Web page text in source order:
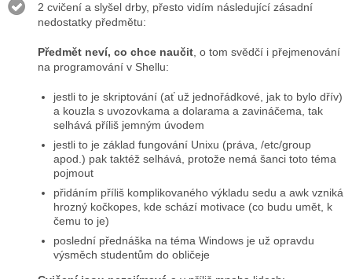
2 cvičení a slyšel drby, přesto vidím následující zásadní
nedostatky předmětu:
Předmět neví, co chce naučit , o tom svědčí i přejmenování
na programování v Shellu:
jestli to je skriptování (ať už jednořádkové, jak to bylo dřív)
a kouzla s uvozovkama a dolarama a zavináčema, tak
selhává příliš jemným úvodem
jestli to je základ fungování Unixu (práva, /etc/group
apod.) pak taktéž selhává, protože nemá šanci toto téma
pojmout
přidáním příliš komplikovaného výkladu sedu a awk vzniká
hrozný kočkopes, kde schází motivace (co budu umět, k
čemu to je)
poslední přednáška na téma Windows je už opravdu
výsměch studentům do obličeje